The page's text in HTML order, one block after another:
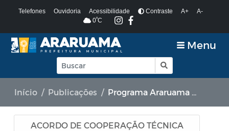
Telefones Ouvidoria Acessibilidade Contraste A+
A-
0ºC
Menu
Início Publicações Programa Araruama Universitário
ACORDO DE COOPERAÇÃO TÉCNICA